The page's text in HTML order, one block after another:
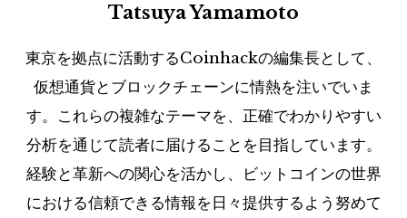
Tatsuya Yamamoto
東京を拠点に活動するCoinhackの編集長として、
仮想通貨とブロックチェーンに情熱を注いでいま
す。これらの複雑なテーマを、正確でわかりやすい
分析を通じて読者に届けることを目指しています。
経験と革新への関心を活かし、ビットコインの世界
における信頼できる情報を日々提供するよう努めて